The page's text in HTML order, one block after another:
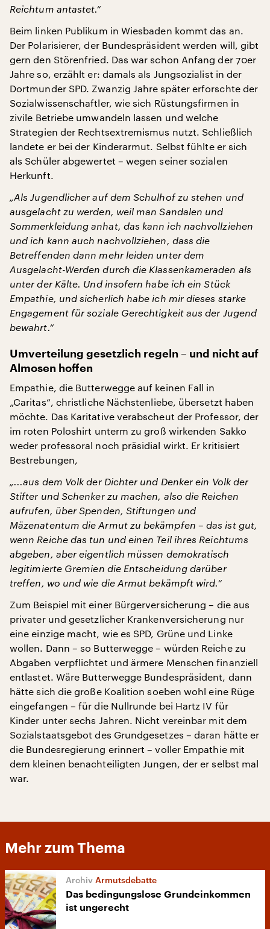
Reichtum antastet.“
Beim linken Publikum in Wiesbaden kommt das an.
Der Polarisierer, der Bundespräsident werden will, gibt
gern den Störenfried. Das war schon Anfang der 70er
Jahre so, erzählt er: damals als Jungsozialist in der
Dortmunder SPD. Zwanzig Jahre später erforschte der
Sozialwissenschaftler, wie sich Rüstungsfirmen in
zivile Betriebe umwandeln lassen und welche
Strategien der Rechtsextremismus nutzt. Schließlich
landete er bei der Kinderarmut. Selbst fühlte er sich
als Schüler abgewertet – wegen seiner sozialen
Herkunft.
„Als Jugendlicher auf dem Schulhof zu stehen und
ausgelacht zu werden, weil man Sandalen und
Sommerkleidung anhat, das kann ich nachvollziehen
und ich kann auch nachvollziehen, dass die
Betreffenden dann mehr leiden unter dem
Ausgelacht-Werden durch die Klassenkameraden als
unter der Kälte. Und insofern habe ich ein Stück
Empathie, und sicherlich habe ich mir dieses starke
Engagement für soziale Gerechtigkeit aus der Jugend
bewahrt.“
Umverteilung gesetzlich regeln – und nicht auf
Almosen hoffen
Empathie, die Butterwegge auf keinen Fall in
„Caritas“, christliche Nächstenliebe, übersetzt haben
möchte. Das Karitative verabscheut der Professor, der
im roten Poloshirt unterm zu groß wirkenden Sakko
weder professoral noch präsidial wirkt. Er kritisiert
Bestrebungen,
„...aus dem Volk der Dichter und Denker ein Volk der
Stifter und Schenker zu machen, also die Reichen
aufrufen, über Spenden, Stiftungen und
Mäzenatentum die Armut zu bekämpfen – das ist gut,
wenn Reiche das tun und einen Teil ihres Reichtums
abgeben, aber eigentlich müssen demokratisch
legitimierte Gremien die Entscheidung darüber
treffen, wo und wie die Armut bekämpft wird.“
Zum Beispiel mit einer Bürgerversicherung – die aus
privater und gesetzlicher Krankenversicherung nur
eine einzige macht, wie es SPD, Grüne und Linke
wollen. Dann – so Butterwegge – würden Reiche zu
Abgaben verpflichtet und ärmere Menschen finanziell
entlastet. Wäre Butterwegge Bundespräsident, dann
hätte sich die große Koalition soeben wohl eine Rüge
eingefangen – für die Nullrunde bei Hartz IV für
Kinder unter sechs Jahren. Nicht vereinbar mit dem
Sozialstaatsgebot des Grundgesetzes – daran hätte er
die Bundesregierung erinnert – voller Empathie mit
dem kleinen benachteiligten Jungen, der er selbst mal
war.
Mehr zum Thema
Armutsdebatte
Das bedingungslose Grundeinkommen
ist ungerecht